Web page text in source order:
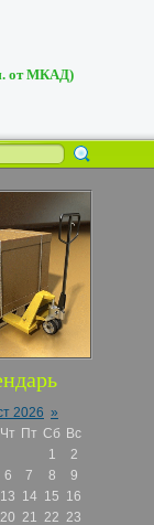
от МКАД)
2026 »
Чт Пт Сб Вс
1
2
6 7 8
9
13 14 15 16
20 21 22 23